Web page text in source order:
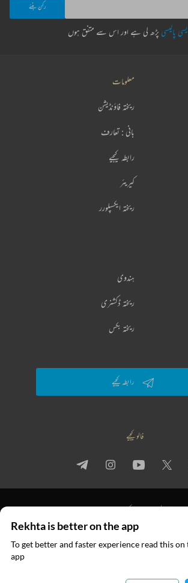
پالیسی پڑھ لی ہے اور اس سے متفق ہوں
معلومات
ریختہ فاؤنڈیشن
بانی : تعارف
رابطہ کیجیے
کیریئر
ریختہ ایکسپلورر
ہندوی
ریختہ ڈکشنری
ریختہ بکس
رابطہ کیجیے
فالو کیجیے
© 2026 Rekhta™ Foundation. All rights
Rekhta is better on the app
To get better and faster experience read this on
app